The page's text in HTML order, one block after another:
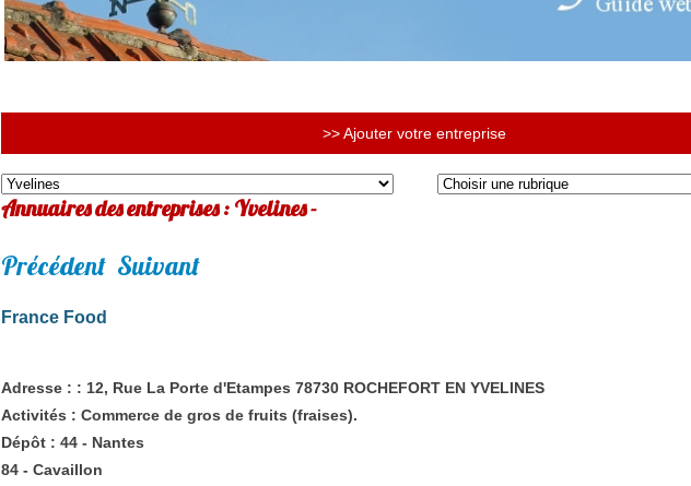
>> Ajouter votre entreprise
Annuaires des entreprises : Yvelines -
Précédent Suivant
France Food
Adresse : : 12, Rue La Porte d'Etampes 78730 ROCHEFORT EN YVELINES
Activités : Commerce de gros de fruits (fraises).
Dépôt : 44 - Nantes
84 - Cavaillon